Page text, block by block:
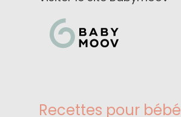
Recettes pour bébé